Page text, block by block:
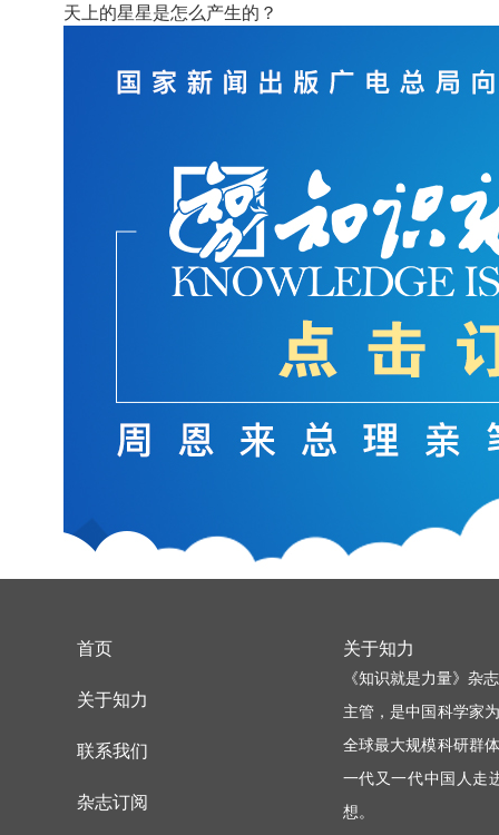
天上的星星是怎么产生的？
首页
关于知力
联系我们
杂志订阅
关于知力
《知识就是力量》杂
主管，是中国科学家
全球最大规模科研群
一代又一代中国人走
想。